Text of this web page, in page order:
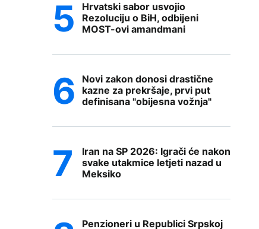
Hrvatski sabor usvojio
Rezoluciju o BiH, odbijeni
MOST-ovi amandmani
Novi zakon donosi drastične
kazne za prekršaje, prvi put
definisana "obijesna vožnja"
Iran na SP 2026: Igrači će nakon
svake utakmice letjeti nazad u
Meksiko
Penzioneri u Republici Srpskoj